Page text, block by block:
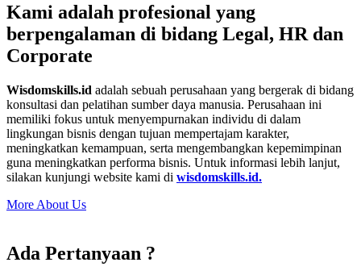
Kami adalah profesional yang
berpengalaman di bidang Legal, HR dan
Corporate
Wisdomskills.id adalah sebuah perusahaan yang bergerak di bidang
konsultasi dan pelatihan sumber daya manusia. Perusahaan ini
memiliki fokus untuk menyempurnakan individu di dalam
lingkungan bisnis dengan tujuan mempertajam karakter,
meningkatkan kemampuan, serta mengembangkan kepemimpinan
guna meningkatkan performa bisnis. Untuk informasi lebih lanjut,
silakan kunjungi website kami di wisdomskills.id.
More About Us
Ada Pertanyaan ?